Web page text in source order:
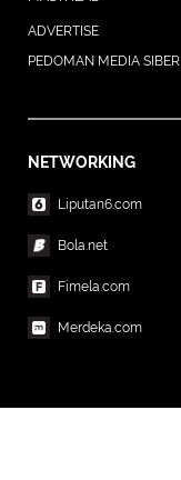
ADVERTISE
PEDOMAN MEDIA SIBER
NETWORKING
Liputan6.com
Bola.net
Fimela.com
Merdeka.com